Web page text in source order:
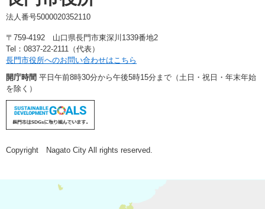
法人番号5000020352110
〒759-4192 山口県長門市東深川1339番地2
Tel：0837-22-2111（代表）
長門市役所へのお問い合わせはこちら
開庁時間 平日午前8時30分から午後5時15分まで（土日・祝日・年末年始
を除く）
Copyright Nagato City All rights reserved.